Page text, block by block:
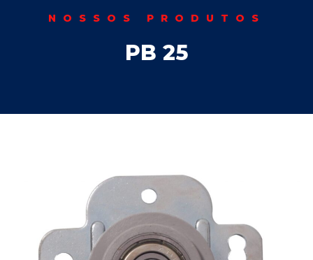
NOSSOS PRODUTOS
PB 25